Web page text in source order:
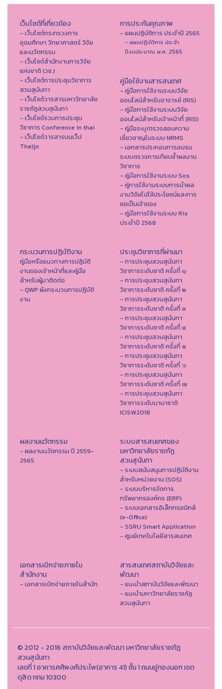
เว็บไซต์ที่เกี่ยวข้อง
- เว็บไซต์กระทรวงการ
อุดมศึกษา วิทยาศาสตร์ วิจัย
และนวัตกรรม
- เว็บไซต์สำนักงานการวิจัย
แห่งชาติ (วช.)
- เว็บไซต์การประชุมวิชาการ
สวนสุนันทา
- เว็บไซต์วารสารมหาวิทยาลัย
ราชภัฏสวนสุนันทา
- เว็บไซต์รวมการประชุม
วิชาการ Conference in thai
- เว็ปไซต์วารสารบนเว็ป
Thaijo
การประกันคุณภาพ
- แผนปฏิบัติการ ประจำปี 2565
- แผนปฏิบัติการ ประจำ
ปีงบประมาณ พ.ศ. 2565
คู่มือใช้งานสารสนเทศ
- คู่มือการใช้งานระบบวิจัย
ออนไลน์สำหรับอาจารย์ (RIS)
- คู่มือการใช้งานระบบวิจัย
ออนไลน์สำหรับเจ้าหน้าที่ (RIS)
- คู่มือระบุ/ตรวจสอบความ
เชี่ยวชาญในระบบ NRMS
- เอกสารประกอบการอบรม
ระบบตรวจการเทียบซ้ำผลงาน
วิชาการ
- คู่มือการใช้งานระบบ Sos
- คู่การใช้งานระบบการนำผล
งานวิจัยไปใช้ประโยชน์และการ
ขอเป็นเจ้าของ
- คู่มือการใช้งานระบบ Ris
ประจำปี 2568
กระบวนการปฏิบัติงาน
คู่มือหรือแนวทางการปฏิบัติ
งานของเจ้าหน้าที่และคู่มือ
สำหรับผู้มาติดต่อ
- QWP ผังกระบวนการปฏิบัติ
งาน
ประชุมวิชาการที่ผ่านมา
- การประชุมสวนสุนันทา
วิชาการระดับชาติ ครั้งที่ ๑
- การประชุมสวนสุนันทา
วิชาการระดับชาติ ครั้งที่ ๒
- การประชุมสวนสุนันทา
วิชาการระดับชาติ ครั้งที่ ๓
- การประชุมสวนสุนันทา
วิชาการระดับชาติ ครั้งที่ ๔
- การประชุมสวนสุนันทา
วิชาการระดับชาติ ครั้งที่ ๕
- การประชุมสวนสุนันทา
วิชาการระดับชาติ ครั้งที่ ๖
- การประชุมสวนสุนันทา
วิชาการระดับชาติ ครั้งที่ ๗
- การประชุมสวนสุนันทา
วิชาการระดับนานาชาติ
ICISW2018
ผลงานนวัตกรรม
- ผลงานนวัตกรรม ปี 2559-
2565
ระบบสารสนเทศของ
มหาวิทยาลัยราชภัฏ
สวนสุนันทา
- ระบบสนับสนุนการปฏิบัติงาน
สำหรับหน่วยงาน (SOS)
- ระบบบริหารจัดการ
ทรัพยากรองค์กร (ERP)
- ระบบเอกสารอิเล็กทรอนิกส์
(e-Office)
- SSRU Smart Application
- ศูนย์เทคโนโลยีสารสนเทศ
เอกสารเบิกจ่ายภายใน
สำนักงาน
- เอกสารเบิกจ่ายภายในสำนัก
สารสนเทศสถาบันวิจัยและ
พัฒนา
- แนะนำสถาบันวิจัยและพัฒนา
- แนะนำมหาวิทยาลัยราชภัฏ
สวนสุนันทา
© 2012 - 2016 สถาบันวิจัยและพัฒนา มหาวิทยาลัยราชภัฏ
สวนสุนันทา
เลขที่ 1 อาคารศศิพงศ์ประไพ(อาคาร 41) ชั้น 1 ถนนอู่ทองนอก เขต
ดุสิต กทม 10300